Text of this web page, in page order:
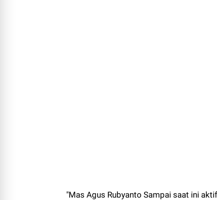
"Mas Agus Rubyanto Sampai saat ini